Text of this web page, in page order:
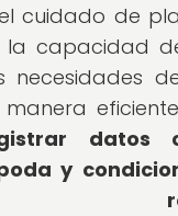
cuidado de
la capacidad
necesidades
datos
y